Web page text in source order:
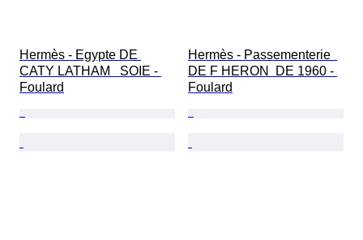
Hermès - Egypte DE
CATY LATHAM   SOIE -
Foulard
Hermès - Passementerie
DE F HERON  DE 1960 -
Foulard